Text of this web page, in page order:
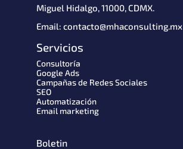
Miguel Hidalgo, 11000, CDMX.
Email: contacto@mhaconsulting.mx
Servicios
Consultoría
Google Ads
Campañas de Redes Sociales
SEO
Automatización
Email marketing
Boletin